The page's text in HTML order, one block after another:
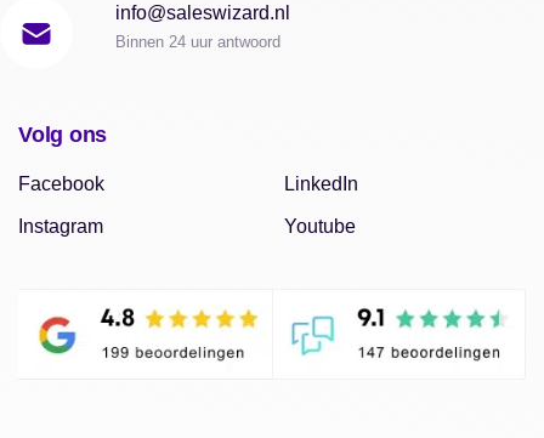
info@saleswizard.nl
Binnen 24 uur antwoord
Volg ons
Facebook
Instagram
LinkedIn
Youtube